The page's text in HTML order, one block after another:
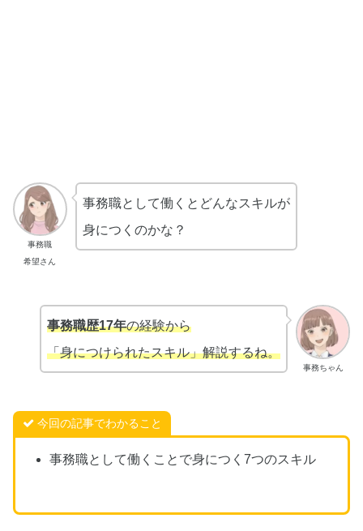
事務職
希望さん
事務職として働くとどんなスキルが
身につくのかな？
事務ちゃん
事務職歴17年の経験から
「身につけられたスキル」解説するね。
今回の記事でわかること
事務職として働くことで身につく7つのスキル